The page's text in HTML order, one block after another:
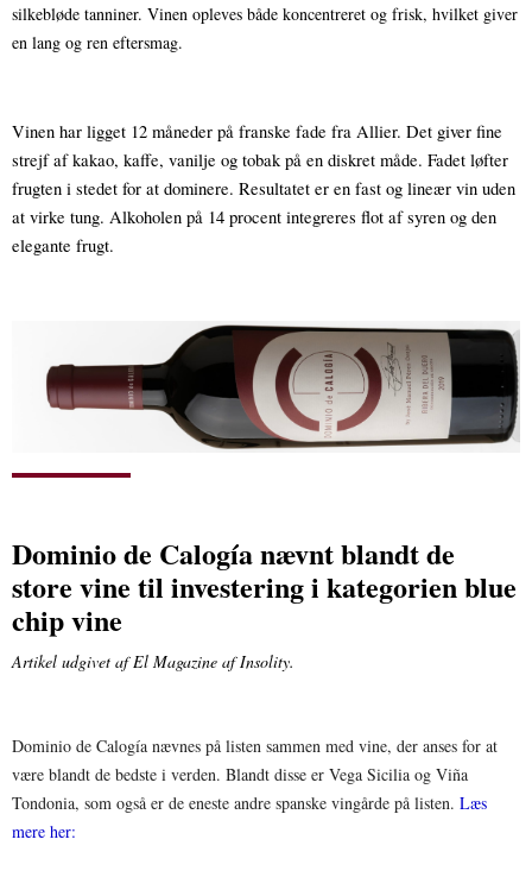
silkebløde tanniner. Vinen opleves både koncentreret og frisk, hvilket giver
en lang og ren eftersmag.
Vinen har ligget 12 måneder på franske fade fra Allier. Det giver fine
strejf af kakao, kaffe, vanilje og tobak på en diskret måde. Fadet løfter
frugten i stedet for at dominere. Resultatet er en fast og lineær vin uden
at virke tung. Alkoholen på 14 procent integreres flot af syren og den
elegante frugt.
Dominio de Calogía nævnt blandt de
store vine til investering i kategorien blue
chip vine
Artikel udgivet afEl Magazine af Insolity.
Dominio de Calogía nævnes på listen sammen med vine, der anses for at
være blandt de bedste i verden. Blandt disse er Vega Sicilia og Viña
Tondonia, som også er de eneste andre spanske vingårde på listen. Læs
mere her: